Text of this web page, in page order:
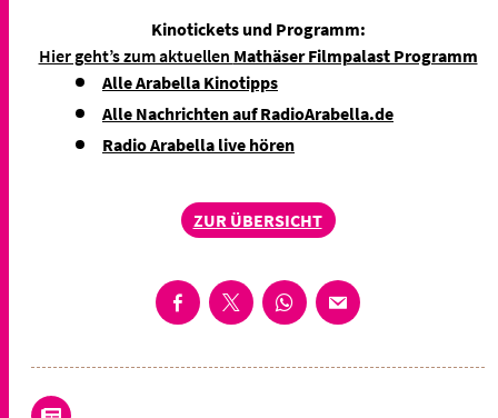
Kinotickets und Programm:
Hier geht’s zum aktuellen Mathäser Filmpalast Programm
Alle Arabella Kinotipps
Alle Nachrichten auf RadioArabella.de
Radio Arabella live hören
ZUR ÜBERSICHT